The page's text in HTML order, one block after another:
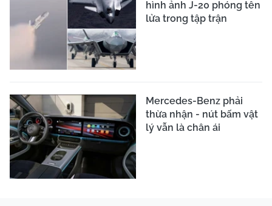
hình ảnh J-20 phóng tên
lửa trong tập trận
Mercedes-Benz phải
thừa nhận - nút bấm vật
lý vẫn là chân ái